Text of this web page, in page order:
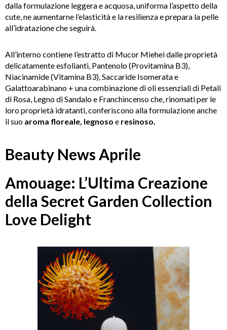
dalla formulazione leggera e acquosa, uniforma l’aspetto della
cute, ne aumentarne l’elasticità e la resilienza e prepara la pelle
all’idratazione che seguirà.
All’interno contiene l’estratto di Mucor Miehei dalle proprietà
delicatamente esfolianti, Pantenolo (Provitamina B3),
Niacinamide (Vitamina B3), Saccaride Isomerata e
Galattoarabinano + una combinazione di oli essenziali di Petali
di Rosa, Legno di Sandalo e Franchincenso che, rinomati per le
loro proprietà idratanti, conferiscono alla formulazione anche
il suo aroma floreale, legnoso e resinoso.
Beauty News Aprile
Amouage: L’Ultima Creazione
della Secret Garden Collection
Love Delight